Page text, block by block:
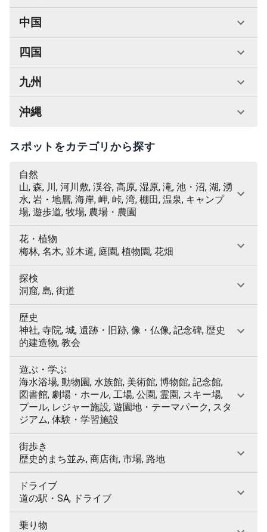
中国
四国
九州
沖縄
スポットをカテゴリから探す
自然
山, 森, 川, 河川敷, 渓谷, 高原, 湿原, 滝, 池・沼, 湖, 湧
水, 岩・地層, 海岸, 岬, 峠, 湾, 棚田, 温泉, キャンプ
場, 遊歩道, 牧場, 農場・農園
花・植物
梅林, 名木, 並木道, 庭園, 植物園, 花畑
探検
洞窟, 島, 街道
歴史
神社, 寺院, 城, 遺跡・旧跡, 像・仏像, 記念碑, 歴史
的建造物, 教会
遊ぶ・学ぶ
海水浴場, 動物園, 水族館, 美術館, 博物館, 記念館,
図書館, 劇場・ホール, 工場, 公園, 霊園, スキー場,
プール, レジャー施設, 遊園地・テーマパーク, スタ
ジアム, 体験・学習施設
街歩き
歴史的まち並み, 商店街, 市場, 路地
ドライブ
道の駅・SA, ドライブ
乗り物